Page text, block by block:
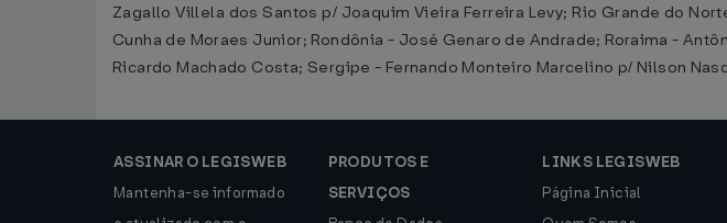
Zagallo Villela dos Santos p/ Joaquim Vieira Ferreira Levy; Rio Grande do
Cunha de Moraes Junior; Rondônia - José Genaro de Andrade; Roraima -
Ricardo Machado Costa; Sergipe - Fernando Monteiro Marcelino p/ Nilson
ASSINAR O LEGISWEB
Mantenha-se informado
PRODUTOS E
SERVIÇOS
LINKS LEGISWEB
Página Inicial